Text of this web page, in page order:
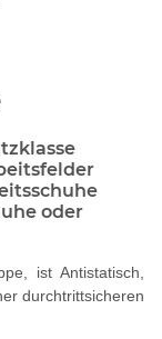
oder
ist Antistatisch,
durchtrittsicheren